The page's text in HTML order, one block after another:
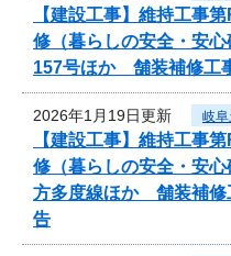
【建設工事】維持工事
修（暮らしの安全・安心
157号ほか 舗装補修工
2026年1月19日更新 岐
【建設工事】維持工事
修（暮らしの安全・安
方多度線ほか 舗装補修
告